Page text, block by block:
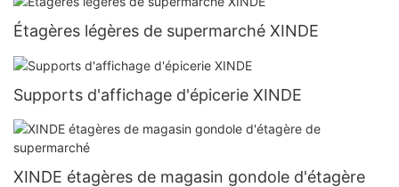
Étagères légères de supermarché XINDE
Supports d'affichage d'épicerie XINDE
XINDE étagères de magasin gondole d'étagère